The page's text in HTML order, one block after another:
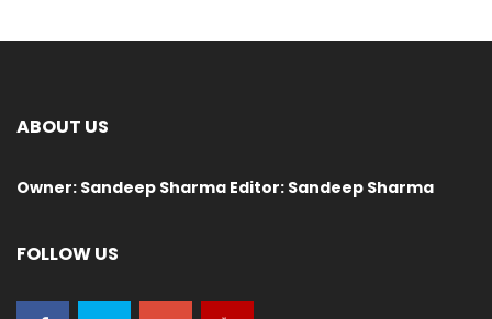
ABOUT US
Owner: Sandeep Sharma Editor: Sandeep Sharma
FOLLOW US